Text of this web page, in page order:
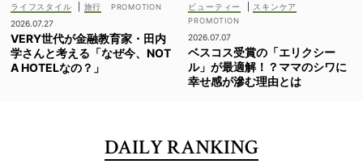
ライフスタイル
旅行
2026.07.27
VERY世代が金融教育家・田内
学さんと考える「なぜ今、NOT
A HOTELなの？」
ビューティー スキンケア
2026.07.07
ベスコス受賞の「エリクシー
ル」が最適解！？ママのシワに
幸せ感が滲む理由とは
DAILY RANKING